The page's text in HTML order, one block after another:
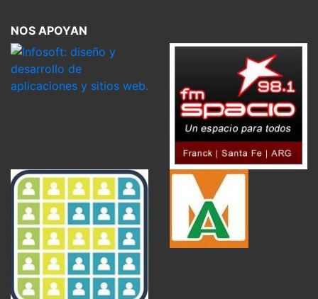
NOS APOYAN